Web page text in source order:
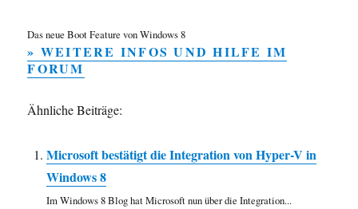
Das neue Boot Feature von Windows 8
» WEITERE INFOS UND HILFE IM
FORUM
Ähnliche Beiträge:
Microsoft bestätigt die Integration von Hyper-V in
Windows 8
Im Windows 8 Blog hat Microsoft nun über die Integration...